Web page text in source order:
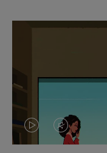
DASVIDEO